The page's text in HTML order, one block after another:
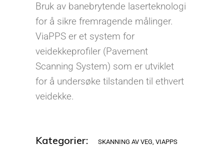
Bruk av banebrytende laserteknologi
for å sikre fremragende målinger.
ViaPPS er et system for
veidekkeprofiler (Pavement
Scanning System) som er utviklet
for å undersøke tilstanden til ethvert
veidekke.
Kategorier: SKANNING AV VEG, VIAPPS